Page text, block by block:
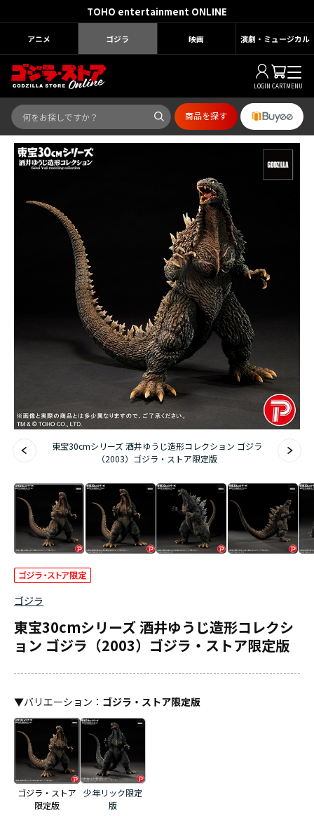
TOHO entertainment ONLINE
アニメ ゴジラ 映画 演劇・ミュージカル
LOGIN CARTMENU
商品を探す
東宝30cmシリーズ 酒井ゆうじ造形コレクション ゴジラ
（2003）ゴジラ・ストア限定版
ゴジラ
東宝30cmシリーズ 酒井ゆうじ造形コレクシ
ョン ゴジラ（2003）ゴジラ・ストア限定版
▼バリエーション ： ゴジラ・ストア限定版
ゴジラ・ストア
限定版
少年リック限定
版